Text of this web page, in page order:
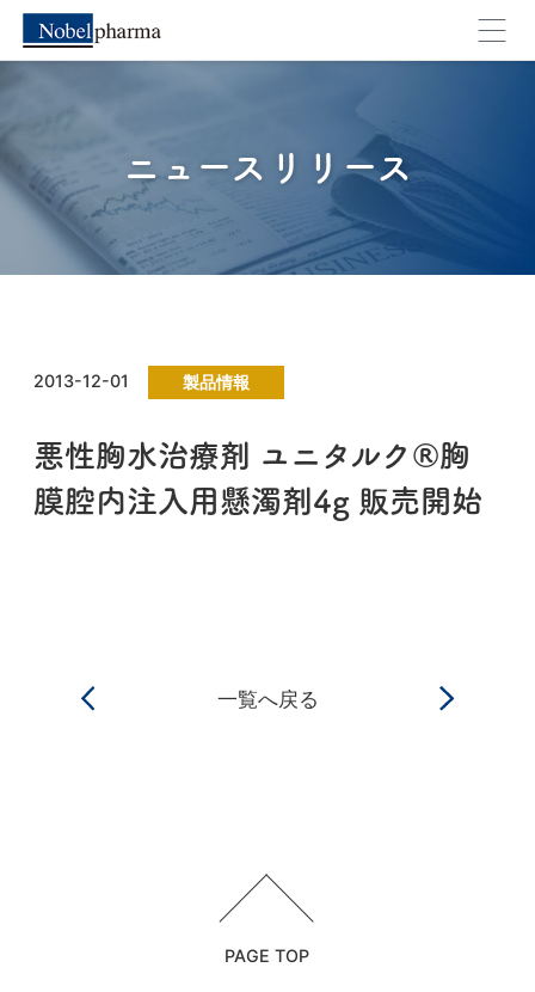
ニュースリリース
2013-12-01 製品情報
悪性胸水治療剤 ユニタルク®胸
膜腔内注入用懸濁剤4g 販売開始
一覧へ戻る
PAGE TOP